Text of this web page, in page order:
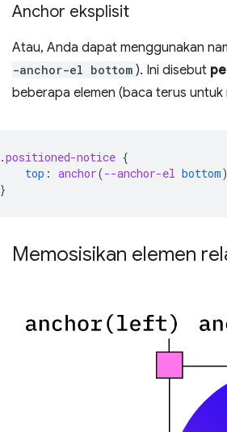
Anchor eksplisit
Atau, Anda dapat menggunakan
-anchor-el bottom ). Ini disebut
beberapa elemen (baca terus
.positioned-notice {
top : anchor(--anchor-el bottom
}
Memosisikan elemen